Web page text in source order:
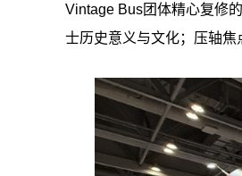
Vintage Bus团体精心复修
士历史意义与文化；压轴